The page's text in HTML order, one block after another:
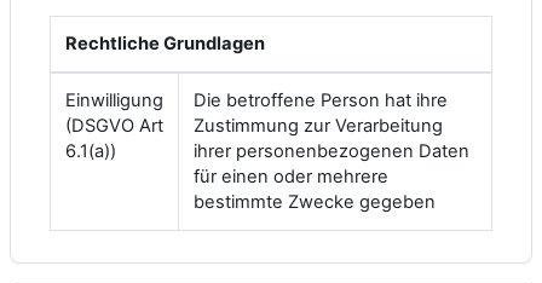
Rechtliche Grundlagen
Einwilligung
(DSGVO Art
6.1(a))
Die betroffene Person hat ihre
Zustimmung zur Verarbeitung
ihrer personenbezogenen Daten
für einen oder mehrere
bestimmte Zwecke gegeben